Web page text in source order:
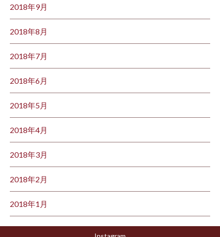
2018年9月
2018年8月
2018年7月
2018年6月
2018年5月
2018年4月
2018年3月
2018年2月
2018年1月